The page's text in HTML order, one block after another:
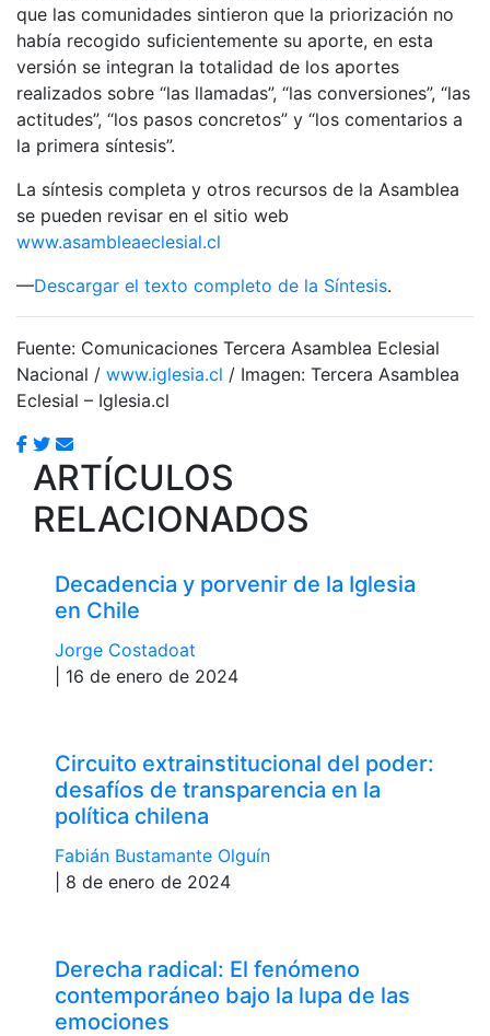
que las comunidades sintieron que la priorización no
había recogido suficientemente su aporte, en esta
versión se integran la totalidad de los aportes
realizados sobre “las llamadas”, “las conversiones”, “las
actitudes”, “los pasos concretos” y “los comentarios a
la primera síntesis”.
La síntesis completa y otros recursos de la Asamblea
se pueden revisar en el sitio web
www.asambleaeclesial.cl
—Descargar el texto completo de la Síntesis.
Fuente: Comunicaciones Tercera Asamblea Eclesial
Nacional / www.iglesia.cl / Imagen: Tercera Asamblea
Eclesial – Iglesia.cl
ARTÍCULOS
RELACIONADOS
Decadencia y porvenir de la Iglesia
en Chile
Jorge Costadoat
| 16 de enero de 2024
Circuito extrainstitucional del poder:
desafíos de transparencia en la
política chilena
Fabián Bustamante Olguín
| 8 de enero de 2024
Derecha radical: El fenómeno
contemporáneo bajo la lupa de las
emociones